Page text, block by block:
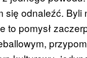
się odnaleźć.
to pomysł